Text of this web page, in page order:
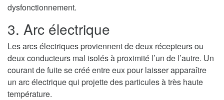
dysfonctionnement.
3. Arc électrique
Les arcs électriques proviennent de deux récepteurs ou
deux conducteurs mal isolés à proximité l’un de l’autre. Un
courant de fuite se créé entre eux pour laisser apparaître
un arc électrique qui projette des particules à très haute
température.